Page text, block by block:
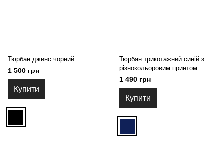
Тюрбан джинс чорний
1 500 грн
Купити
Тюрбан трикотажний синій з
різнокольоровим принтом
1 490 грн
Купити